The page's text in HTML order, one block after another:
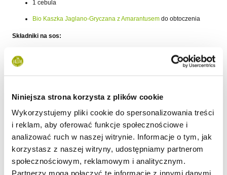
Niniejsza strona korzysta z plików cookie
Wykorzystujemy pliki cookie do spersonalizowania treści
i reklam, aby oferować funkcje społecznościowe i
analizować ruch w naszej witrynie. Informacje o tym, jak
korzystasz z naszej witryny, udostępniamy partnerom
społecznościowym, reklamowym i analitycznym.
1 cebula
Bio Kaszka Jaglano-Gryczana z Amarantusem do obtoczenia
Składniki na sos:
1 ząbek czosnku
½ szklanki wody
½ szklanki passaty pomidorowej
1 łyżka mleka kokosowego
sól*